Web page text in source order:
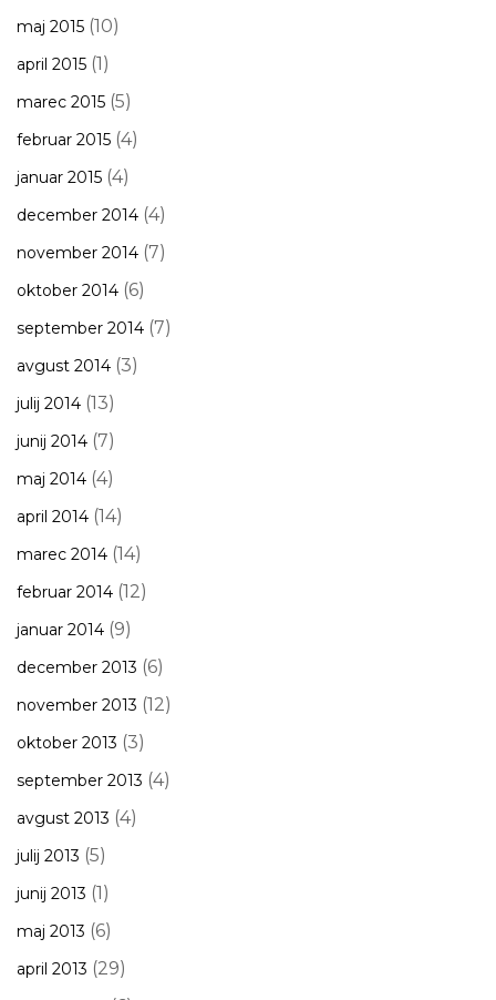
maj 2015 (10)
april 2015 (1)
marec 2015 (5)
februar 2015 (4)
januar 2015 (4)
december 2014 (4)
november 2014 (7)
oktober 2014 (6)
september 2014 (7)
avgust 2014 (3)
julij 2014 (13)
junij 2014 (7)
maj 2014 (4)
april 2014 (14)
marec 2014 (14)
februar 2014 (12)
januar 2014 (9)
december 2013 (6)
november 2013 (12)
oktober 2013 (3)
september 2013 (4)
avgust 2013 (4)
julij 2013 (5)
junij 2013 (1)
maj 2013 (6)
april 2013 (29)